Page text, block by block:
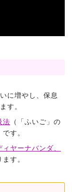
に増やし、保息
す。
法 （「ふいご」の
す。
ヤーナバンダ、
す。